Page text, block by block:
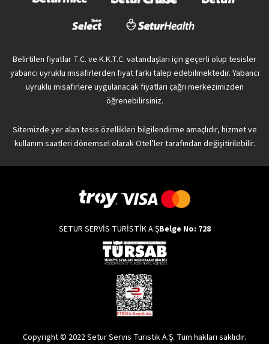
Belirtilen fiyatlar T.C. ve K.K.T.C. vatandaşları için geçerli olup tesisler
yabancı uyruklu misafirlerden fiyat farkı talep edebilmektedir. Yabancı
uyruklu misafirlere uygulanacak fiyatları çağrı merkezimizden
öğrenebilirsiniz.
Sitemizde yer alan tesis özellikleri bilgilendirme amaçlıdır, hizmet ve
kullanım saatleri dönemsel olarak Otel’ler tarafından değişitirilebilir.
SETUR SERVİS TURİSTİK A.ŞBelge No: 728
Copyright © 2022 Setur Servis Turistik A.Ş. Tüm hakları saklıdır.